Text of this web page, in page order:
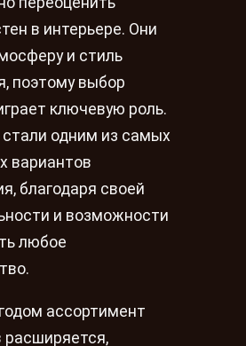
в интерьере. Они
и стиль
поэтому выбор
ключевую роль.
стали одним из самых
вариантов
благодаря своей
и возможности
любое
ассортимент
расширяется,